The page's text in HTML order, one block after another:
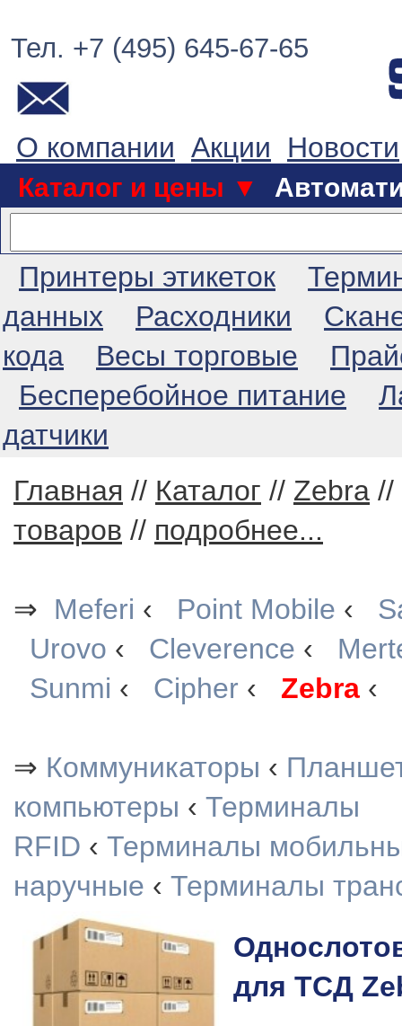
Тел. +7 (495) 645-67-65
О компании Акции Новости
Каталог и цены ▼
Принтеры этикеток
данных
Расходники
кода
Весы торговые
Бесперебойное питание
датчики
Главная // Каталог // Zebra //
товаров // подробнее...
⇒ Meferi ‹ Point Mobile ‹
Urovo ‹ Cleverence ‹
Sunmi ‹ Cipher ‹ Zebra ‹
⇒ Коммуникаторы ‹
компьютеры ‹ Терминалы
RFID ‹ Терминалы
наручные ‹ Терминалы
для ТСД